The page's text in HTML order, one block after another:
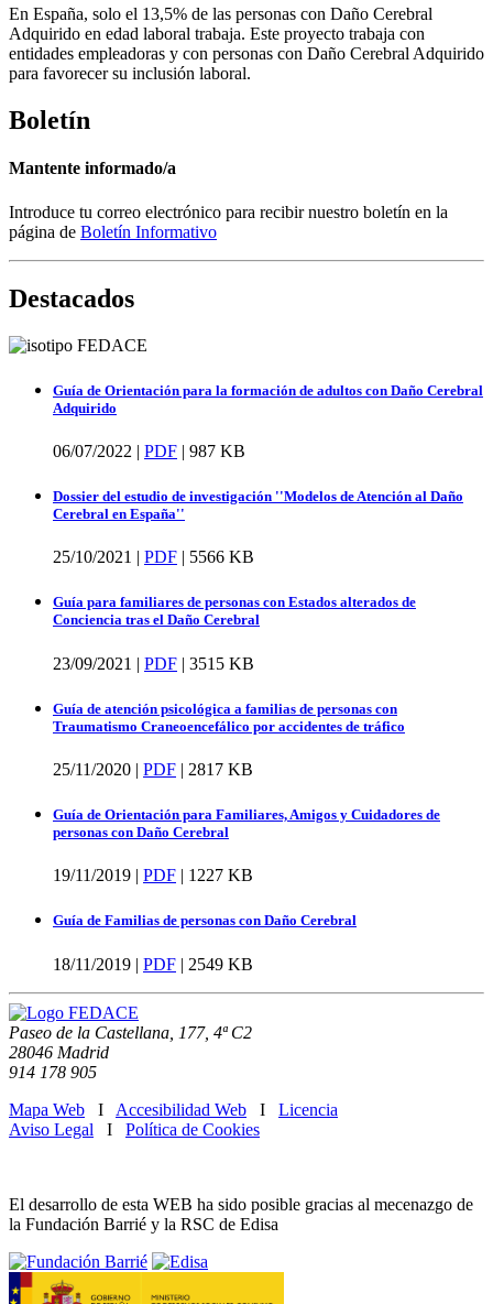
En España, solo el 13,5% de las personas con Daño Cerebral
Adquirido en edad laboral trabaja. Este proyecto trabaja con
entidades empleadoras y con personas con Daño Cerebral Adquirido
para favorecer su inclusión laboral.
Boletín
Mantente informado/a
Introduce tu correo electrónico para recibir nuestro boletín en la
página de Boletín Informativo
Destacados
Guía de Orientación para la formación de adultos con Daño Cerebral
Adquirido
06/07/2022 | PDF | 987 KB
Dossier del estudio de investigación ''Modelos de Atención al Daño
Cerebral en España''
25/10/2021 | PDF | 5566 KB
Guía para familiares de personas con Estados alterados de
Conciencia tras el Daño Cerebral
23/09/2021 | PDF | 3515 KB
Guía de atención psicológica a familias de personas con
Traumatismo Craneoencefálico por accidentes de tráfico
25/11/2020 | PDF | 2817 KB
Guía de Orientación para Familiares, Amigos y Cuidadores de
personas con Daño Cerebral
19/11/2019 | PDF | 1227 KB
Guía de Familias de personas con Daño Cerebral
18/11/2019 | PDF | 2549 KB
Paseo de la Castellana, 177, 4ª C2
28046 Madrid
914 178 905
Mapa Web I Accesibilidad Web I Licencia
Aviso Legal I Política de Cookies
El desarrollo de esta WEB ha sido posible gracias al mecenazgo de
la Fundación Barrié y la RSC de Edisa